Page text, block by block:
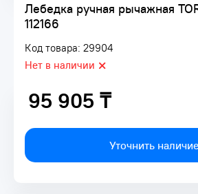
Лебедка ручная рычажная
112166
Код товара: 29904
Нет в наличии
95 905 ₸
95 905 ₸
Уточнить наличие